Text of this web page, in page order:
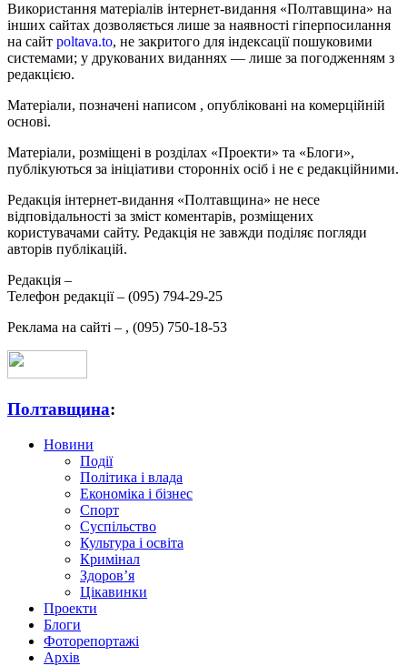
Використання матеріалів інтернет-видання «Полтавщина» на
інших сайтах дозволяється лише за наявності гіперпосилання
на сайт poltava.to, не закритого для індексації пошуковими
системами; у друкованих виданнях — лише за погодженням з
редакцією.
Матеріали, позначені написом , опубліковані на комерційній
основі.
Матеріали, розміщені в розділах «Проекти» та «Блоги»,
публікуються за ініціативи сторонніх осіб і не є редакційними.
Редакція інтернет-видання «Полтавщина» не несе
відповідальності за зміст коментарів, розміщених
користувачами сайту. Редакція не завжди поділяє погляди
авторів публікацій.
Редакція –
Телефон редакції – (095) 794-29-25
Реклама на сайті – , (095) 750-18-53
Полтавщина:
Новини
Події
Політика і влада
Економіка і бізнес
Спорт
Суспільство
Культура і освіта
Кримінал
Здоров’я
Цікавинки
Проекти
Блоги
Фоторепортажі
Архів